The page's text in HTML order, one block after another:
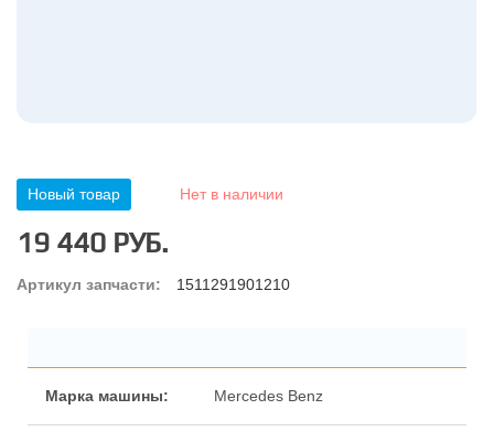
Новый товар Нет в наличии
19 440 РУБ.
Артикул запчасти: 1511291901210
Марка машины: Mercedes Benz